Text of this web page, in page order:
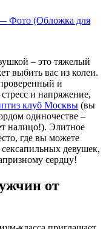
– это тяжелый
выбить вас из колеи.
и
и напряжение,
клуб Москвы (вы
одиночестве –
налицо!). Элитное
где вы можете
девушек,
сердцу!
от